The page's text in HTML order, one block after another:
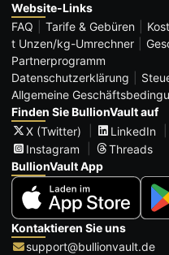
Website-Links
FAQ
Tarife & Gebüren
t Unzen/kg-Umrechner
Partnerprogramm
Datenschutzerklärung
Allgemeine
Finden Sie BullionVault auf
X (Twitter)
LinkedIn
Instagram
Threads
BullionVault App
Kontaktieren Sie uns
support@bullionvault.de